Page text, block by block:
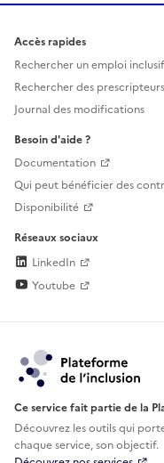
Accès rapides
Rechercher un emploi inclusif
Rechercher des
Journal des modifications
Besoin d'aide ?
Documentation
Qui peut bénéficier des
Disponibilité
Réseaux sociaux
LinkedIn
Youtube
Ce service fait partie de la
Découvrez les outils qui
chaque service, son objectif.